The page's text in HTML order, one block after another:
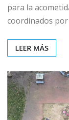
para la
coordinados
LEER MÁS